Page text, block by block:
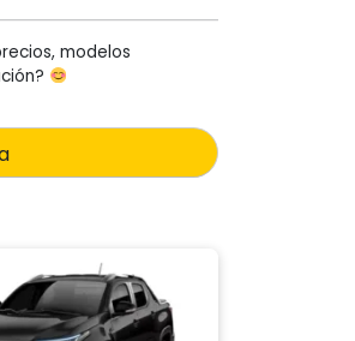
modelos